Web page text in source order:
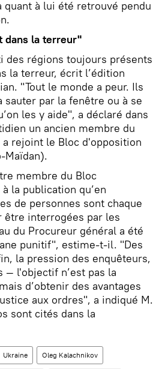
quant à lui été retrouvé pendu
dans la terreur"
des régions toujours présents
la terreur, écrit l’édition
"Tout le monde a peur. Ils
sauter par la fenêtre ou à se
les y aide", a déclaré dans
un ancien membre du
rejoint le Bloc d'opposition
Maïdan).
membre du Bloc
la publication qu’en
de personnes sont chaque
être interrogées par les
du Procureur général a été
punitif", estime-t-il. "Des
la pression des enquêteurs,
— l'objectif n’est pas la
d’obtenir des avantages
aux ordres", a indiqué M.
sont cités dans la
Ukraine Oleg Kalachnikov